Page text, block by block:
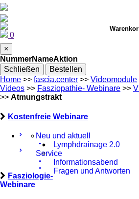
0
×
NummerNameAktion
Schließen
Bestellen
Home >> fascia.center >> Videomodule
Videos >> Fasziopathie- Webinare >>
>> Atmungstrakt
Kostenfreie Webinare
Neu und aktuell
Lymphdrainage 2.0
Service
Informationsabend
Fragen und Antworten
Fasziologie-
Webinare